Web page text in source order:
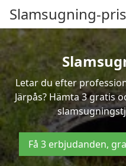
Slamsugning-
Letar du efter
Järpås? Hämta 3 gratis
Få 3 erbjudanden,